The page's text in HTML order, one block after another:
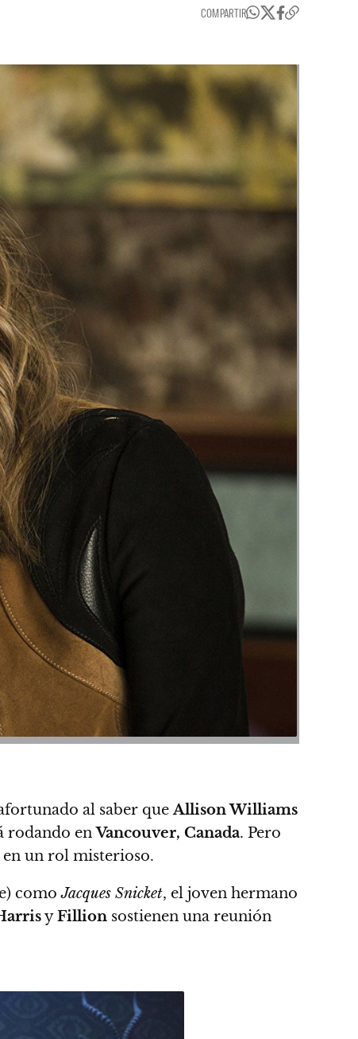
COMPARTIR
al saber queAllison Williams
rodando enVancouver, Canada. Pero
en un rol misterioso.
comoJacques Snicket, el joven hermano
yFillion sostienen una reunión